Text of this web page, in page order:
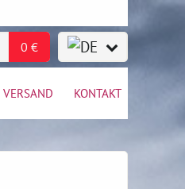
0 €
VERSAND KONTAKT